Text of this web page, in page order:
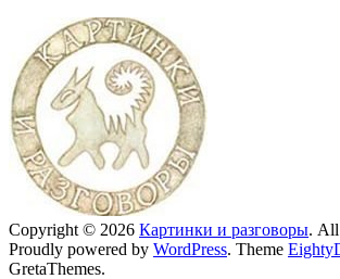
Copyright © 2026 Картинки и разговоры. All
Proudly powered by WordPress. Theme
GretaThemes.